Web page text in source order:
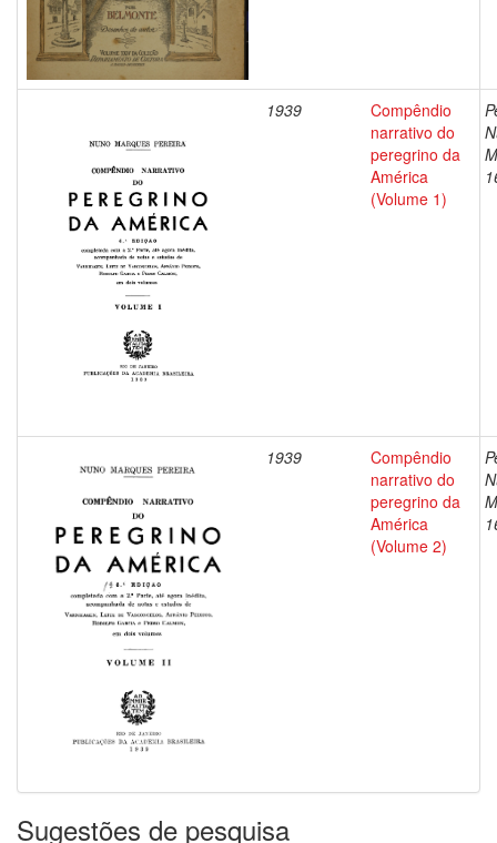
1939
Compêndio
narrativo do
peregrino da
América
(Volume 1)
1939
Compêndio
narrativo do
peregrino da
América
(Volume 2)
Sugestões de pesquisa